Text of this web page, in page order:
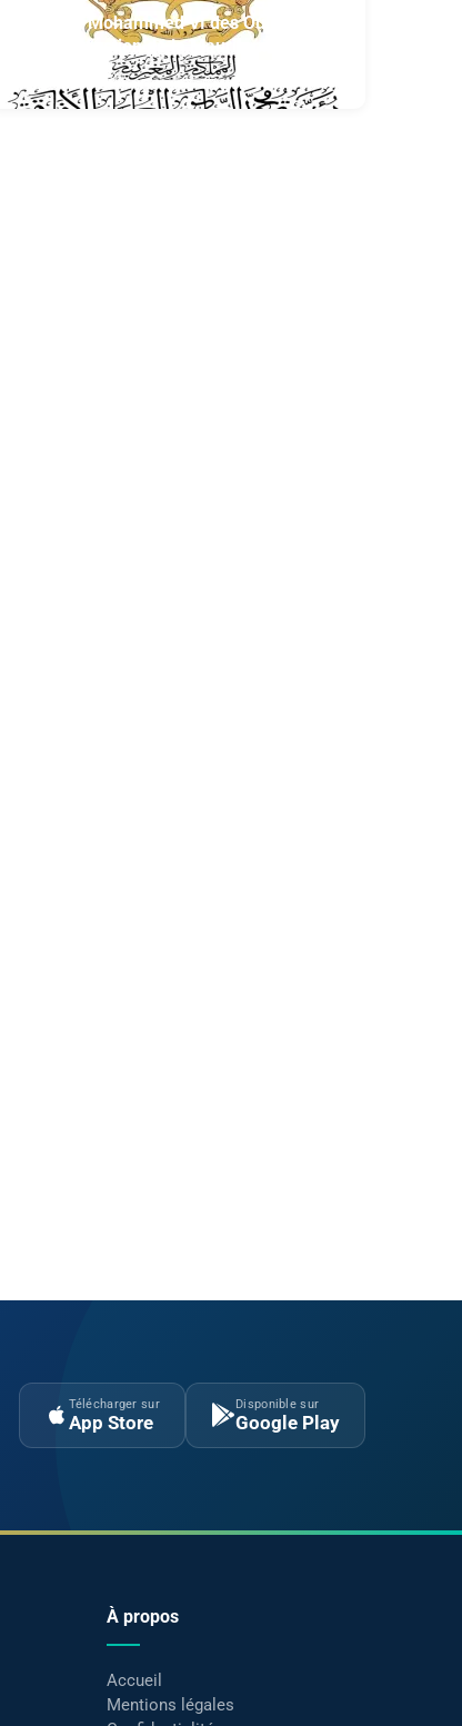
Fondation Mohammed VI des Oulémas
africains- section de la Mauritanie:
Annonce des qualifiés au concours des
manuscrits et des documents islamiques
africains
5 août 2026 à 13:04
Télécharger sur
App Store
Disponible sur
Google Play
À propos
Accueil
Mentions légales